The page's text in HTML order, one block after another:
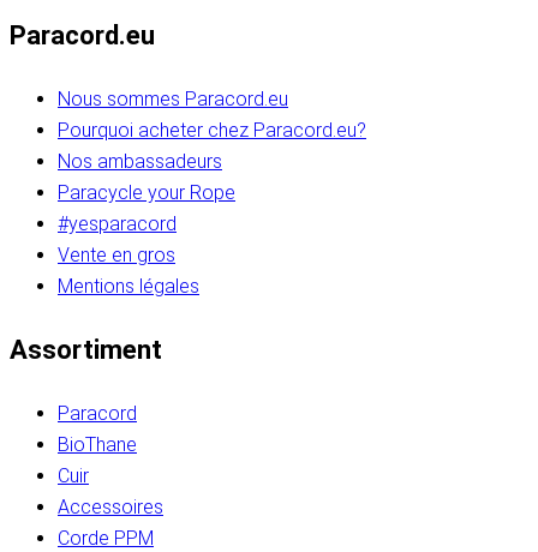
Paracord.eu
Nous sommes Paracord.eu
Pourquoi acheter chez Paracord.eu?
Nos ambassadeurs
Paracycle your Rope
#yesparacord
Vente en gros
Mentions légales
Assortiment
Paracord
BioThane
Cuir
Accessoires
Corde PPM